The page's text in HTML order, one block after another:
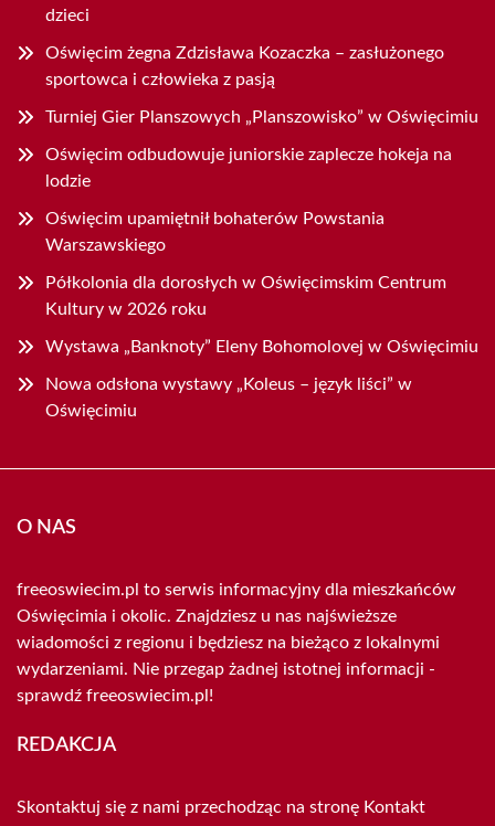
dzieci
Oświęcim żegna Zdzisława Kozaczka – zasłużonego
sportowca i człowieka z pasją
Turniej Gier Planszowych „Planszowisko” w Oświęcimiu
Oświęcim odbudowuje juniorskie zaplecze hokeja na
lodzie
Oświęcim upamiętnił bohaterów Powstania
Warszawskiego
Półkolonia dla dorosłych w Oświęcimskim Centrum
Kultury w 2026 roku
Wystawa „Banknoty” Eleny Bohomolovej w Oświęcimiu
Nowa odsłona wystawy „Koleus – język liści” w
Oświęcimiu
O NAS
freeoswiecim.pl to serwis informacyjny dla mieszkańców
Oświęcimia i okolic. Znajdziesz u nas najświeższe
wiadomości z regionu i będziesz na bieżąco z lokalnymi
wydarzeniami. Nie przegap żadnej istotnej informacji -
sprawdź freeoswiecim.pl!
REDAKCJA
Skontaktuj się z nami przechodząc na stronę Kontakt